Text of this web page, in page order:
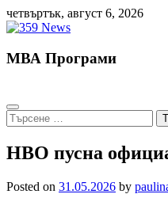
Skip
to
четвъртък, август 6, 2026
МВА Програми
Търсене
за:
HBO пусна
Posted on 31.05.2026 by